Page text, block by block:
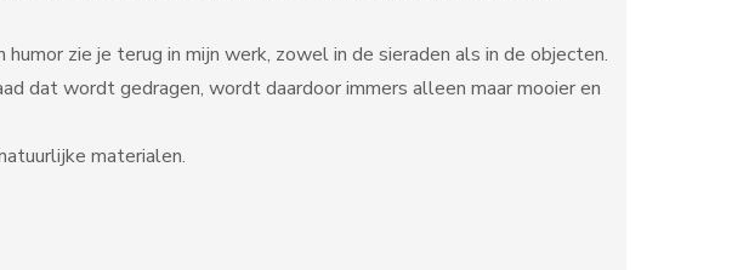
zie je terug in mijn werk, zowel in de sieraden als in de objecten.
dat wordt gedragen, wordt daardoor immers alleen maar mooier en
materialen.